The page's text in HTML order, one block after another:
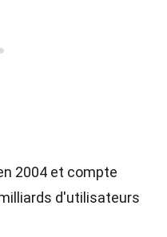
2004 et compte
d'utilisateurs